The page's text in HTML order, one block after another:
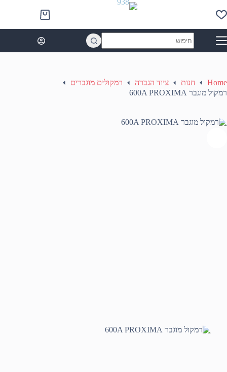
to
content
Shopping
cart
results
Home חנות ציוד הגברה
רמקולים מוגברים
רמקול מוגבר 600A PROXIMA